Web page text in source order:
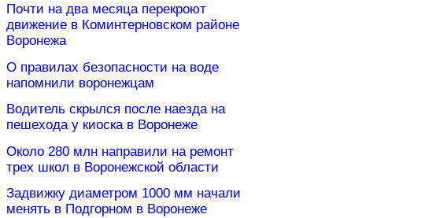
Почти на два месяца перекроют
движение в Коминтерновском районе
Воронежа
О правилах безопасности на воде
напомнили воронежцам
Водитель скрылся после наезда на
пешехода у киоска в Воронеже
Около 280 млн направили на ремонт
трех школ в Воронежской области
Задвижку диаметром 1000 мм начали
менять в Подгорном в Воронеже